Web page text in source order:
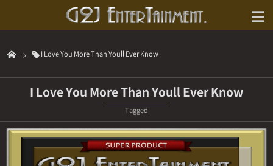
I Love You More Than Youll Ever Know
I Love You More Than Youll Ever Know
Tagged